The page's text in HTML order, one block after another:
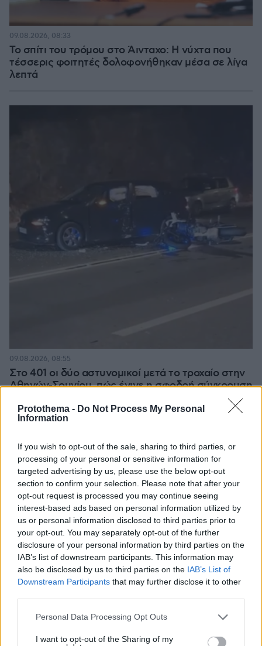
Protothema - Do Not Process My Personal
Information
If you wish to opt-out of the sale, sharing to third parties, or
processing of your personal or sensitive information for
targeted advertising by us, please use the below opt-out
section to confirm your selection. Please note that after your
opt-out request is processed you may continue seeing
interest-based ads based on personal information utilized by
us or personal information disclosed to third parties prior to
your opt-out. You may separately opt-out of the further
disclosure of your personal information by third parties on the
IAB’s list of downstream participants. This information may
also be disclosed by us to third parties on the IAB’s List of
Downstream Participants that may further disclose it to other
Please note that this website/app uses one or more Google
not limited to your visit or usage behaviour. You may click to
Personal Data Processing Opt Outs
I want to opt-out of the Sharing of my
Το σπίτι του τρόμου στο Άινταχο: Η νύχτα που
τέσσερις φοιτητές δολοφονήθηκαν μέσα σε λίγα
λεπτά
09.08.2026, 08:33
Στο 401 οι δύο αστυνομικοί μετά το τροχαίο στην
Αθηνών-Σουνίου, πώς έγινε η σφοδρή σύγκρουση
09.08.2026, 08:55